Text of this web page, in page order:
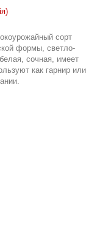
сорт
формы, светло-
сочная, имеет
как гарнир или